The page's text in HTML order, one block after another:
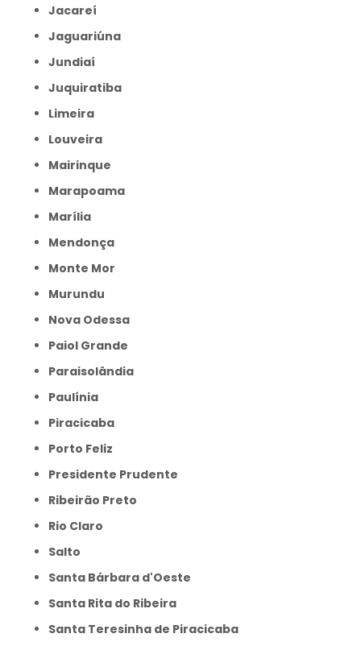
Jacareí
Jaguariúna
Jundiaí
Juquiratiba
Limeira
Louveira
Mairinque
Marapoama
Marília
Mendonça
Monte Mor
Murundu
Nova Odessa
Paiol Grande
Paraisolândia
Paulínia
Piracicaba
Porto Feliz
Presidente Prudente
Ribeirão Preto
Rio Claro
Salto
Santa Bárbara d'Oeste
Santa Rita do Ribeira
Santa Teresinha de Piracicaba